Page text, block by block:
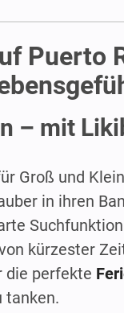
Puerto
– mit
Groß und
in ihren
kürzester
die perfekte
tanken.